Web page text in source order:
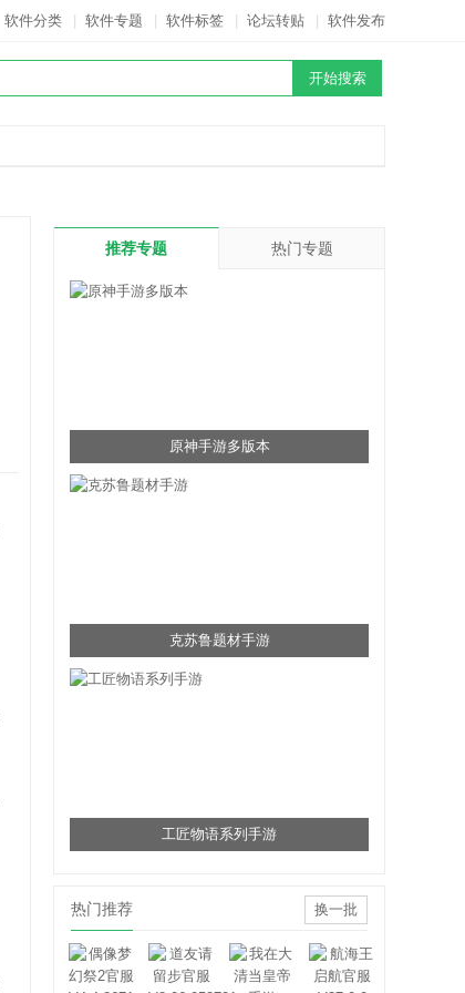
软件分类 软件专题 软件标签 论坛转贴 软件发布
推荐专题 热门专题
原神手游多版本
克苏鲁题材手游
工匠物语系列手游
热门推荐 换一批